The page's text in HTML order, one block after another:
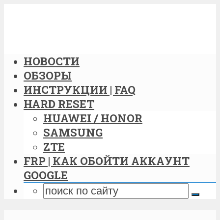
НОВОСТИ
ОБЗОРЫ
ИНСТРУКЦИИ | FAQ
HARD RESET
HUAWEI / HONOR
SAMSUNG
ZTE
FRP | КАК ОБОЙТИ АККАУНТ
GOOGLE